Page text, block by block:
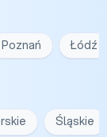
Poznań Łódź
Śląskie